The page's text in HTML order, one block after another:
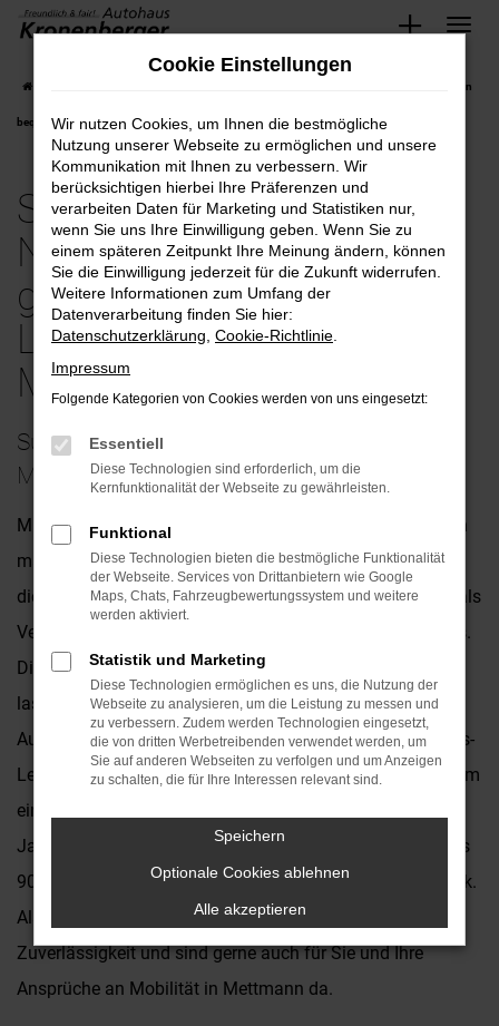
Zum
Subaru-Impreza Neuwagen
bequem und günstig kaufen mit Lieferservice nach Mettmann
Subaru-Impreza
Neuwagen bequem und
günstig kaufen mit
Lieferservice nach
Mettmann
Subaru Impreza Neuwagen – Fahrspaß in
Mettmann und Umgebung
Mit einem Subaru Impreza Neuwagen für Mettmann kann
man (und frau) nichts falsch machen. Wir empfehlen
dieses Modell bereits seit vielen Jahren und sind zudem als
Vertragshändler überzeugter Repräsentant des Herstellers.
Die Vorteile, die ein Subaru Impreza Neuwagen bietet,
lassen sich in aktuellen Ausgaben nahezu aller
Automagazine nachlesen. Vor allem hinsichtlich des Preis-
Leistungs-Verhältnisses punktet dieses Fahrzeug wie kaum
ein Zweites. Wir vom Autohaus Kronenberger sind seit
Jahrzehnten auf dem Markt und blicken auf eine mehr als
90-jährige Geschichte in Mettmann und Umgebung zurück.
Als Familienunternehmen stehen wir für Kontinuität und
Zuverlässigkeit und sind gerne auch für Sie und Ihre
Ansprüche an Mobilität in Mettmann da.
Cookie Einstellungen
Wir nutzen Cookies, um Ihnen die bestmögliche
Nutzung unserer Webseite zu ermöglichen und unsere
Kommunikation mit Ihnen zu verbessern. Wir
berücksichtigen hierbei Ihre Präferenzen und
verarbeiten Daten für Marketing und Statistiken nur,
wenn Sie uns Ihre Einwilligung geben. Wenn Sie zu
einem späteren Zeitpunkt Ihre Meinung ändern, können
Sie die Einwilligung jederzeit für die Zukunft widerrufen.
Weitere Informationen zum Umfang der
Datenverarbeitung finden Sie hier:
Datenschutzerklärung Cookie-Richtlinie
Impressum
Folgende Kategorien von Cookies werden von uns eingesetzt:
Essentiell
Diese Technologien sind erforderlich, um die
Kernfunktionalität der Webseite zu gewährleisten.
Funktional
Diese Technologien bieten die bestmögliche Funktionalität
der Webseite. Services von Drittanbietern wie Google
Maps, Chats, Fahrzeugbewertungssystem und weitere
werden aktiviert.
Statistik und Marketing
Diese Technologien ermöglichen es uns, die Nutzung der
Webseite zu analysieren, um die Leistung zu messen und
zu verbessern. Zudem werden Technologien eingesetzt,
die von dritten Werbetreibenden verwendet werden, um
Sie auf anderen Webseiten zu verfolgen und um Anzeigen
zu schalten, die für Ihre Interessen relevant sind.
Speichern
Optionale Cookies ablehnen
Alle akzeptieren